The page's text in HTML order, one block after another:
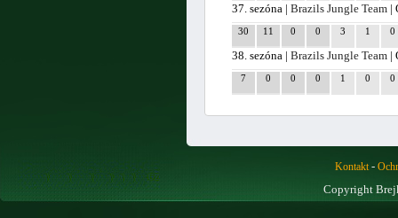
37. sezóna |Brazils Jungle Team |
30 11 0 0 3 1 0
38. sezóna |Brazils Jungle Team |
7 0 0 0 1 0 0
Kontakt-
Copyright